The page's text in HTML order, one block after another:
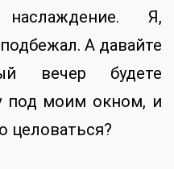
Я,
А давайте
вечер будете
под моим окном, и
целоваться?